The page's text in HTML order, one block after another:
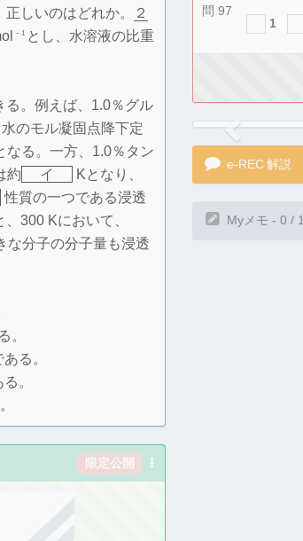
しいのはどれか。
２
－1 とし、水溶液の比重
る。例えば、1.0％グル
のモル凝固点降下定
なる。一方、1.0％タン
約
イ
Kとなり、
性質の一つである浸透
300 Kにおいて、
な分子の分子量も浸透
。
る。
。
限定公開
問 97
1
Previous